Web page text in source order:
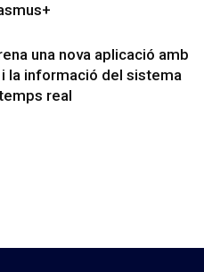
una nova aplicació amb
la informació del sistema
real